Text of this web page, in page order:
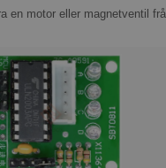
en motor eller magnetventil